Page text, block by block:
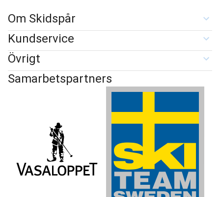
Om Skidspår
Kundservice
Övrigt
Samarbetspartners